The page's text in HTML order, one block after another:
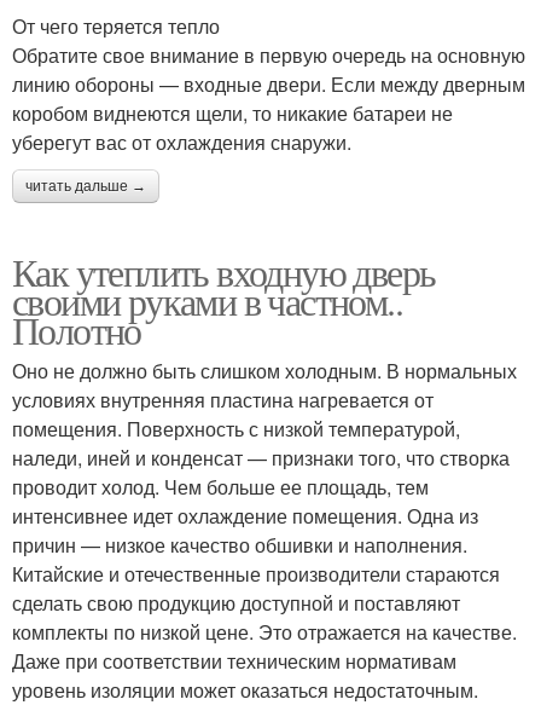
От чего теряется тепло
Обратите свое внимание в первую очередь на основную
линию обороны — входные двери. Если между дверным
коробом виднеются щели, то никакие батареи не
уберегут вас от охлаждения снаружи.
читать дальше →
Как утеплить входную дверь
своими руками в частном..
Полотно
Оно не должно быть слишком холодным. В нормальных
условиях внутренняя пластина нагревается от
помещения. Поверхность с низкой температурой,
наледи, иней и конденсат — признаки того, что створка
проводит холод. Чем больше ее площадь, тем
интенсивнее идет охлаждение помещения. Одна из
причин — низкое качество обшивки и наполнения.
Китайские и отечественные производители стараются
сделать свою продукцию доступной и поставляют
комплекты по низкой цене. Это отражается на качестве.
Даже при соответствии техническим нормативам
уровень изоляции может оказаться недостаточным.